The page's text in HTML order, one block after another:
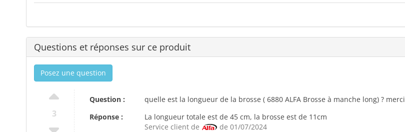
Questions et réponses sur ce produit
Posez une question
3
Question :
quelle est la longueur de la brosse ( 6880 ALFA Brosse à manche long) ? merci
Réponse :
La longueur totale est de 45 cm, la brosse est de 11cm
Service client de
de 01/07/2024